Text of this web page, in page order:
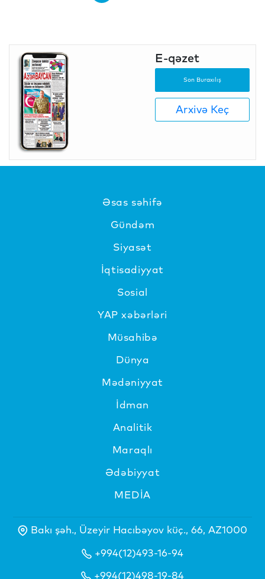
E-qəzet
Son Buraxılış
Arxivə Keç
Əsas səhifə
Gündəm
Siyasət
İqtisadiyyat
Sosial
YAP xəbərləri
Müsahibə
Dünya
Mədəniyyat
İdman
Analitik
Maraqlı
Ədəbiyyat
MEDİA
Bakı şəh., Üzeyir Hacıbəyov küç., 66, AZ1000
+994(12)493-16-94
+994(12)498-19-84